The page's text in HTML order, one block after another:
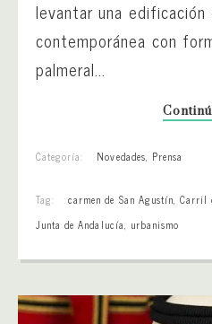
levantar una
contemporánea con
palmeral...
Categoría: Novedades, Prensa
Tag: carmen de San Agustín,Carril
Junta de Andalucía, urbanismo